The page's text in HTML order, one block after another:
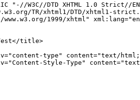
"-//W3C//DTD XHTML 1.0 Strict//
TR/xhtml1/DTD/xhtml1-
1999/xhtml"
title>
type" content="text/
Style-Type"